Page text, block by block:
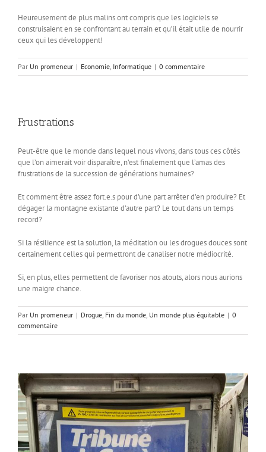
Heureusement de plus malins ont compris que les logiciels se
construisaient en se confrontant au terrain et qu’il était utile de nourrir
ceux qui les développent!
Par Un promeneur | Economie Informatique | 0 commentaire
Frustrations
Peut-être que le monde dans lequel nous vivons, dans tous ces côtés
que l’on aimerait voir disparaître, n’est finalement que l’amas des
frustrations de la succession de générations humaines?
Et comment être assez fort.e.s pour d’une part arrêter d’en produire? Et
dégager la montagne existante d’autre part? Le tout dans un temps
record?
Si la résilience est la solution, la méditation ou les drogues douces sont
certainement celles qui permettront de canaliser notre médiocrité.
Si, en plus, elles permettent de favoriser nos atouts, alors nous aurions
une maigre chance.
Par Un promeneur | Drogue Fin du monde Un monde plus équitable | 0
commentaire